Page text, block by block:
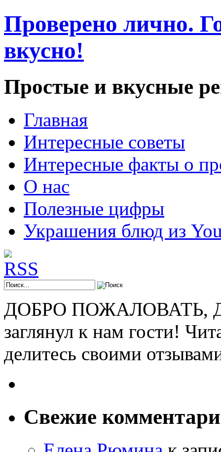
Проверено лично.
вкусно!
Простые и вкусные
Главная
Интересные советы
Интересные факты о
О нас
Полезные цифры
Украшения блюд из
ДОБРО ПОЖАЛОВАТЬ,
заглянул к нам гости!
делитесь своими
Свежие